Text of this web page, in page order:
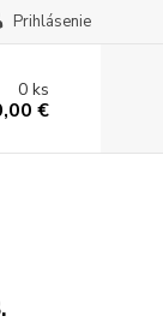
Prihlásenie
0ks
€